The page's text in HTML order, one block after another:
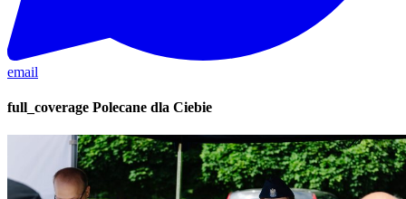
email
full_coverage Polecane dla Ciebie